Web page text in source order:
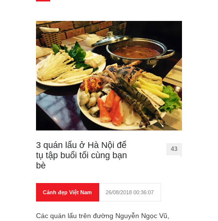
3 quán lẩu ở Hà Nội để
tụ tập buổi tối cùng bạn
bè
43
Cảnh đẹp Việt Nam 26/08/2018 00:36:07
Các quán lẩu trên đường Nguyễn Ngọc Vũ,